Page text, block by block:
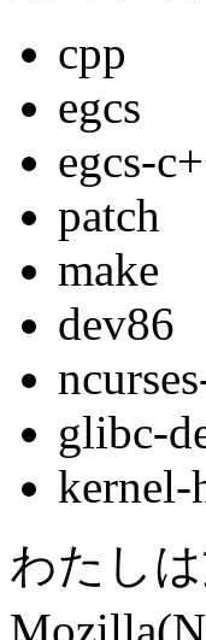
cpp
egcs
egcs-
patch
make
dev86
glibc-
kernel-
わたし